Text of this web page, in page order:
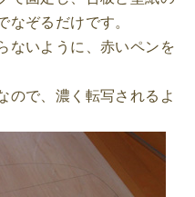
ぞるだけです。
ないように、赤いペンを
ので、濃く転写されるよ